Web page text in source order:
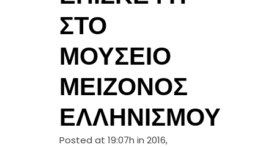
ΣΤΟ
ΜΟΥΣΕΊΟ
ΜΕΊΖΟΝΟΣ
ΕΛΛΗΝΙΣΜΟΎ
Posted at 19:07h in 2016,